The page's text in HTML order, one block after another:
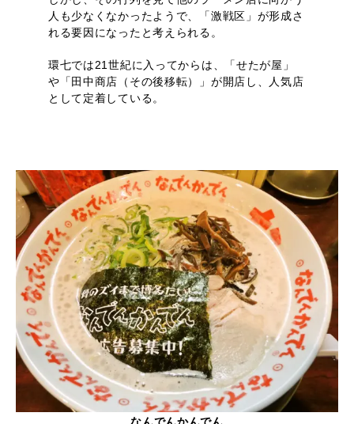
人も少なくなかったようで、「激戦区」が形成さ
れる要因になったと考えられる。
環七では21世紀に入ってからは、「せたが屋」
や「田中商店（その後移転）」が開店し、人気店
として定着している。